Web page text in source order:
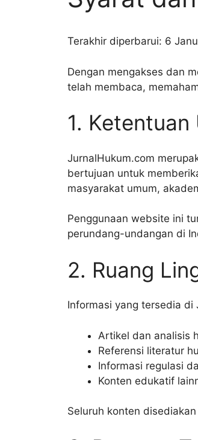
Terakhir diperbarui: 6
Dengan mengakses dan
telah membaca,
1. Ketentuan
JurnalHukum.com
bertujuan untuk
masyarakat umum,
Penggunaan website ini
perundang-undangan di
2. Ruang
Informasi yang tersedia
Artikel dan analisis
Referensi literatur
Informasi regulasi
Konten edukatif
Seluruh konten